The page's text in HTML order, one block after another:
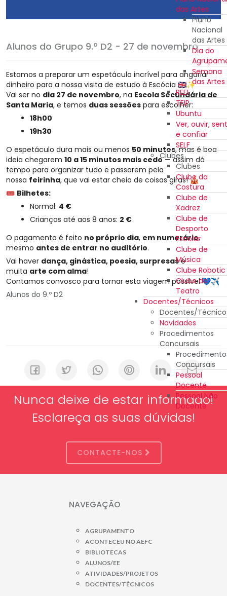
das Artes
Plano
Nacional
das Artes
Dia do
Semana
das Artes
REEI
TEIP
Ubuntu
Ver, ouvir,
e confiar
SELF
Clubes
Clubes
Clube da
Costura
Clube de
Xadrez
Clube de
Desporto
Escolar
Clube de
Música
Clube Robotic
Clube de
Teatro
Docentes/Técnicos
Docentes/
Novidades
Procedimentos
Concursais
Concursais
Pessoal
Docente
Pessoal Não
Docente
Alunos do Grupo 9.º D2 - 27 de novembro
Estamos a preparar um espetáculo incrível para angariar
dinheiro para a nossa visita de estudo à Escócia
Vai ser no dia 27 de novembro, na Escola Secundária de
Santa Maria, e temos duas sessões para escolher:
18h00
19h30
O espetáculo dura mais ou menos 50 minutos, mas é boa
ideia chegarem 10 a 15 minutos mais cedo— assim dá
tempo para organizar tudo e passarem pela
nossa feirinha, que vai estar cheia de coisas giras!
Bilhetes:
Normal: 4 €
Crianças até aos 8 anos: 2 €
O pagamento é feito no próprio dia, em numerário,
mesmo antes de entrar no auditório.
Vai haver dança, ginástica, poesia, surpresase
muita arte com alma!
Contamos convosco para tornar esta viagem possível
Alunos do 9.º D2
Nunca deixe de estar informado!
Esclareça as suas dúvidas!
CONTACTE-NOS
NAVEGAÇÃO
AGRUPAMENTO
ACONTECEU NO AEFC
BIBLIOTECAS
ALUNOS/EE
ATIVIDADES/PROJETOS
DOCENTES/TÉCNICOS